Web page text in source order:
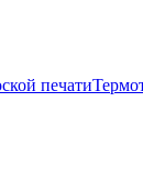
печати